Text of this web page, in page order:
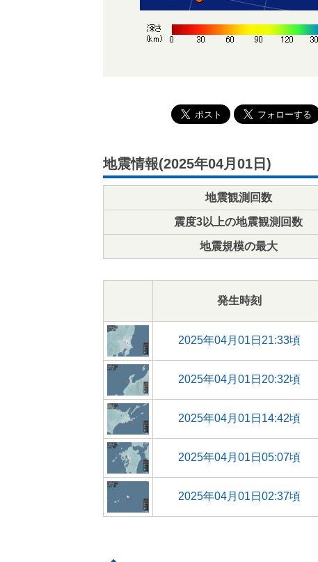
地震情報(2025年04月01日)
地震観測回数
震度3以上の地震観測回数
地震規模の最大
発生時刻
2025年04月01日21:33頃
2025年04月01日20:32頃
2025年04月01日14:42頃
2025年04月01日05:07頃
2025年04月01日02:37頃